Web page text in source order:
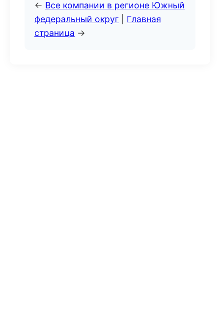
← Все компании в регионе Южный
федеральный округ
Главная
страница →